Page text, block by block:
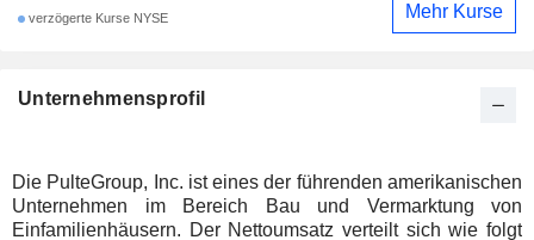
Unternehmensprofil
Die PulteGroup, Inc. ist eines der führenden amerikanischen
Unternehmen im Bereich Bau und Vermarktung von
Einfamilienhäusern. Der Nettoumsatz verteilt sich wie folgt
verzögerte Kurse NYSE Mehr Kurse